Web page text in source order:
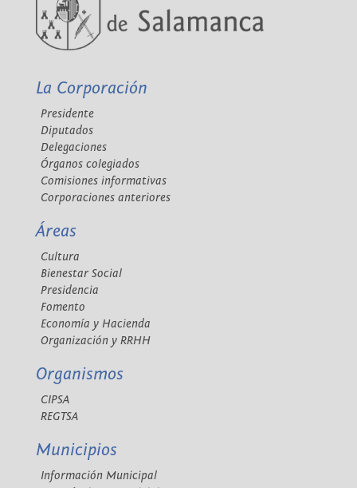
La Corporación
Presidente
Diputados
Delegaciones
Órganos colegiados
Comisiones informativas
Corporaciones anteriores
Áreas
Cultura
Bienestar Social
Presidencia
Fomento
Economía y Hacienda
Organización y RRHH
Organismos
CIPSA
REGTSA
Municipios
Información Municipal